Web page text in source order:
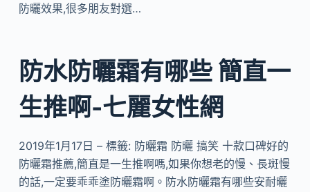
防曬效果,很多朋友對選…
防水防曬霜有哪些 簡直一
生推啊-七麗女性網
2019年1月17日 – 標籤: 防曬霜 防曬 搞笑 十款口碑好的
防曬霜推薦,簡直是一生推啊嗎,如果你想老的慢、長斑慢
的話,一定要乖乖塗防曬霜啊。防水防曬霜有哪些安耐曬